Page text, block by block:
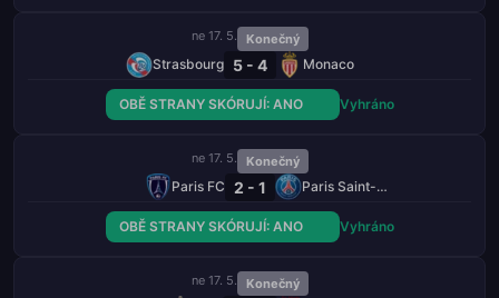
ne 17. 5. Konečný
Strasbourg 5 - 4 Monaco
OBĚ STRANY SKÓRUJÍ: ANO Vyhráno
ne 17. 5. Konečný
Paris FC 2 - 1 Paris Saint-Germain
OBĚ STRANY SKÓRUJÍ: ANO Vyhráno
ne 17. 5. Konečný